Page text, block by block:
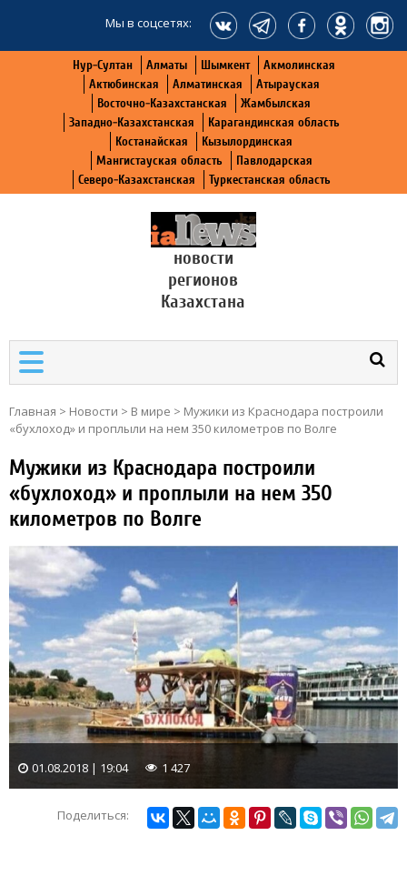
Мы в соцсетях:
Нур-Султан Алматы Шымкент
Акмолинская
Актюбинская
Алматинская
Атырауская
Восточно-Казахстанская
Жамбылская
Западно-Казахстанская
Карагандинская область
Костанайская
Кызылординская
Мангистауская область
Павлодарская
Северо-Казахстанская
Туркестанская область
новости
регионов
Казахстана
Главная > Новости > В мире > Мужики из Краснодара построили
«бухлоход» и проплыли на нем 350 километров по Волге
Мужики из Краснодара построили
«бухлоход» и проплыли на нем 350
километров по Волге
01.08.2018 | 19:04 1 427
Поделиться: